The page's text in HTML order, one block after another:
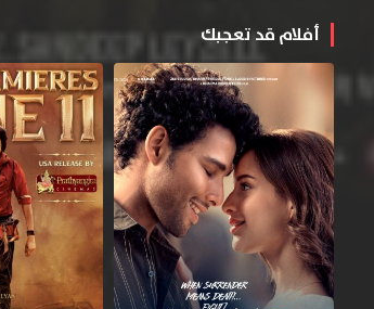
أفلام قد تعجبك